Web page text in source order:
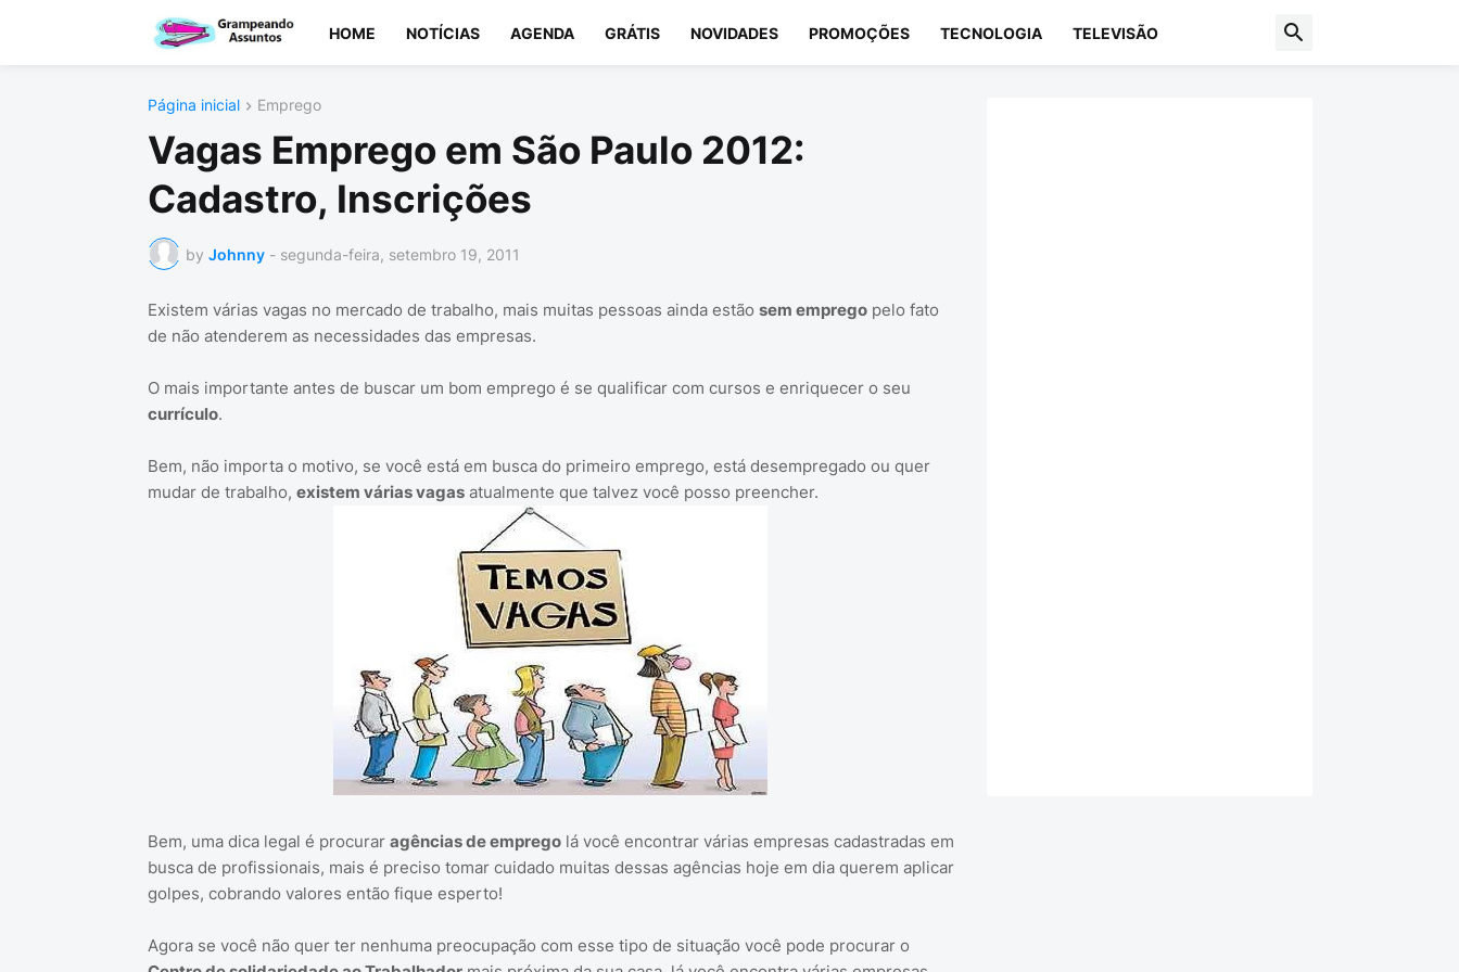
HOME NOTÍCIAS AGENDA GRÁTIS NOVIDADES PROMOÇÕES TECNOLOGIA TELEVISÃO
Página inicial Emprego
Vagas Emprego em São Paulo 2012:
Cadastro, Inscrições
by Johnny - segunda-feira, setembro 19, 2011
Existem várias vagas no mercado de trabalho, mais muitas pessoas ainda estão sem empregopelo fato
de não atenderem as necessidades das empresas.
O mais importante antes de buscar um bom emprego é se qualificar com cursos e enriquecer o seu
currículo.
Bem, não importa o motivo, se você está em busca do primeiro emprego, está desempregado ou quer
mudar de trabalho, existem várias vagasatualmente que talvez você posso preencher.
Bem, uma dica legal é procurar agências de empregolá você encontrar várias empresas cadastradas em
busca de profissionais, mais é preciso tomar cuidado muitas dessas agências hoje em dia querem aplicar
golpes, cobrando valores então fique esperto!
Agora se você não quer ter nenhuma preocupação com esse tipo de situação você pode procurar o